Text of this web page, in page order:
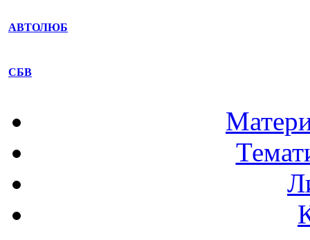
АВТОЛЮБ
СБВ